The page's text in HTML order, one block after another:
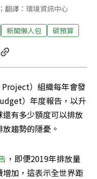
譯：環境資訊中心
新聞懶人包 碳預算
Project）組織每年會發
）年度報告，以升
有多少額度可以排放
趨勢的隱憂。
，即便2019年排放量
加，這表示全世界距